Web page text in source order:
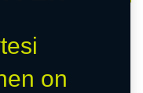
0 kohteita löydetty.
on